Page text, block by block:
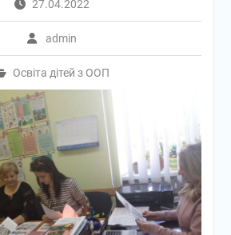
27.04.2022
admin
Освіта дітей з ООП